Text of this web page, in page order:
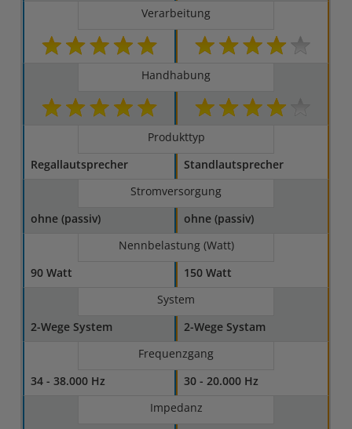
Verarbeitung
Handhabung
Produkttyp
Regallautsprecher
Standlautsprecher
Stromversorgung
ohne (passiv)
ohne (passiv)
Nennbelastung (Watt)
90 Watt
150 Watt
System
2-Wege System
2-Wege Systam
Frequenzgang
34 - 38.000 Hz
30 - 20.000 Hz
Impedanz